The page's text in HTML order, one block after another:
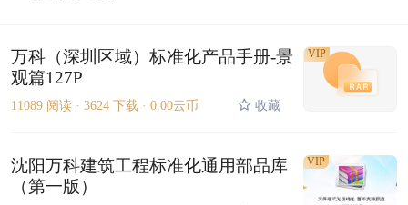
万科（深圳区域）标准化产品手册-景
观篇127P
11089 阅读 · 3624 下载 · 0.00云币 收藏
VIP
沈阳万科建筑工程标准化通用部品库
（第一版）
VIP